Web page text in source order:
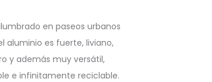
en paseos urbanos
aluminio es fuerte, liviano,
y además muy versátil,
e infinitamente reciclable.